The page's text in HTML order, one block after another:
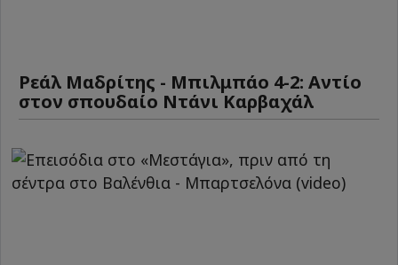
Ρεάλ Μαδρίτης - Μπιλμπάο 4-2: Αντίο
στον σπουδαίο Ντάνι Καρβαχάλ